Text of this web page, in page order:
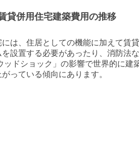
貸併用住宅建築費用の推移
は、住居としての機能に加えて賃
設置する必要があったり、消防法
ッドショック」の影響で世界的に
っている傾向にあります。